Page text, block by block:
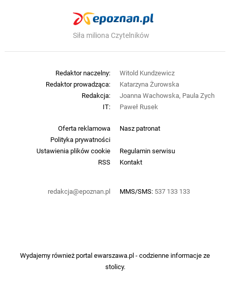
Siła miliona Czytelników
Oferta reklamowa
Nasz patronat
Polityka prywatności
Ustawienia plików cookie
Regulamin serwisu
RSS
Kontakt
redakcja@epoznan.pl MMS/SMS: 537 133 133
Redaktor naczelny:
Witold Kundzewicz
Redaktor prowadząca:
Katarzyna Żurowska
Redakcja:
Joanna Wachowska, Paula Zych
IT:
Paweł Rusek
Wydajemy również portalewarszawa.pl- codzienne informacje ze
stolicy.